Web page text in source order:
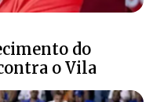
do
o Vila